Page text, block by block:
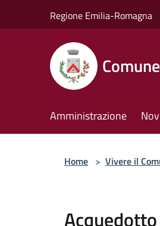
Regione Emilia-Romagna
Amministrazione
Home > Vivere il
Acquedotto